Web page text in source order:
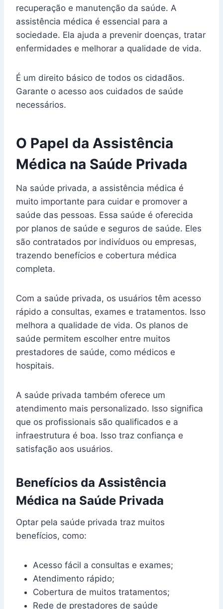
recuperação e manutenção da saúde. A
assistência médica é essencial para a
sociedade. Ela ajuda a prevenir doenças, tratar
enfermidades e melhorar a qualidade de vida.
É um direito básico de todos os cidadãos.
Garante o acesso aos cuidados de saúde
necessários.
O Papel da Assistência
Médica na Saúde Privada
Na saúde privada, a assistência médica é
muito importante para cuidar e promover a
saúde das pessoas. Essa saúde é oferecida
por planos de saúde e seguros de saúde. Eles
são contratados por indivíduos ou empresas,
trazendo benefícios e cobertura médica
completa.
Com a saúde privada, os usuários têm acesso
rápido a consultas, exames e tratamentos. Isso
melhora a qualidade de vida. Os planos de
saúde permitem escolher entre muitos
prestadores de saúde, como médicos e
hospitais.
A saúde privada também oferece um
atendimento mais personalizado. Isso significa
que os profissionais são qualificados e a
infraestrutura é boa. Isso traz confiança e
satisfação aos usuários.
Benefícios da Assistência
Médica na Saúde Privada
Optar pela saúde privada traz muitos
benefícios, como:
Acesso fácil a consultas e exames;
Atendimento rápido;
Cobertura de muitos tratamentos;
Rede de prestadores de saúde